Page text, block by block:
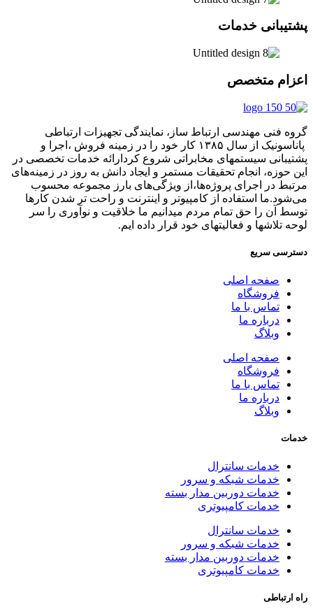
پشتیبانی خدمات
اعزام متخصص
گروه فنی مهندسی ارتباط ساز، نمایندگی تجهیزات ارتباطی
پاناسونیک از سال ۱۳۸۵ کار خود را در زمینه فروش ،اجرا و
پشتیبانی سیستمهای مخابراتی شروع کردارائه خدمات تخصصی در
این حوزه، انجام تحقیقات مستمر و ایجاد دانش به‌ روز در زمینه‌های
مرتبط در اجرای پروژه‌ها،از ویژگی‌های بارز مجموعه محسوب
می‌شود.ما استفاده از کامپیوتر و اینترنت و راحت تر شدن کارها
توسط آن را حق تمام مردم میدانیم ما خلاقیت و نوآوری را سر
لوحه تلاشها و فعالیتهای خود قرار داده ایم.
دسترسی سریع
صفحه اصلی
فروشگاه
تماس با ما
درباره ما
وبلاگ
صفحه اصلی
فروشگاه
تماس با ما
درباره ما
وبلاگ
خدمات
خدمات سانترال
خدمات شبکه و سرور
خدمات دوربین مدار بسته
خدمات کامپیوتری
خدمات سانترال
خدمات شبکه و سرور
خدمات دوربین مدار بسته
خدمات کامپیوتری
راه ارتباطی